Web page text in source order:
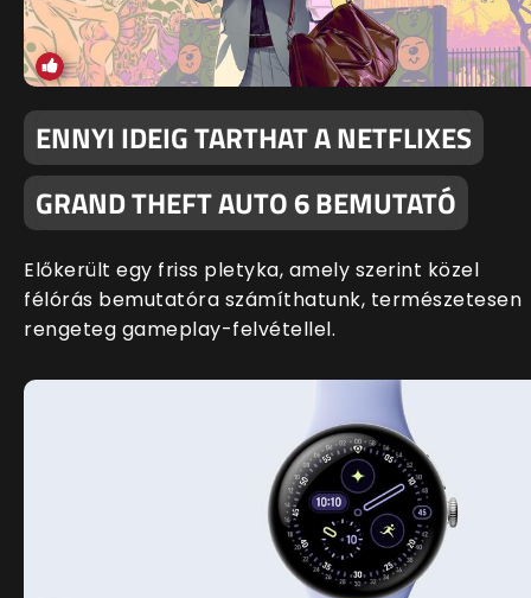
ENNYI IDEIG TARTHAT A NETFLIXES
GRAND THEFT AUTO 6 BEMUTATÓ
Előkerült egy friss pletyka, amely szerint közel
félórás bemutatóra számíthatunk, természetesen
rengeteg gameplay-felvétellel.